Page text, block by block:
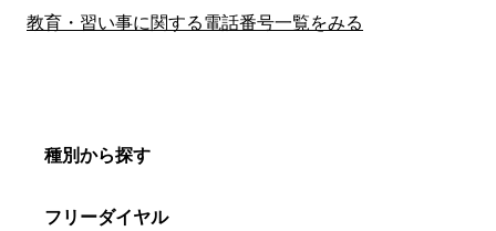
教育・習い事に関する電話番号一覧をみる
種別から探す
フリーダイヤル